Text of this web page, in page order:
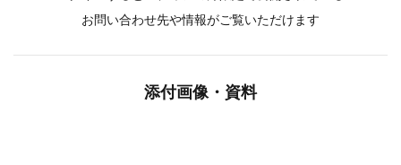
お問い合わせ先や情報がご覧いただけます
添付画像・資料